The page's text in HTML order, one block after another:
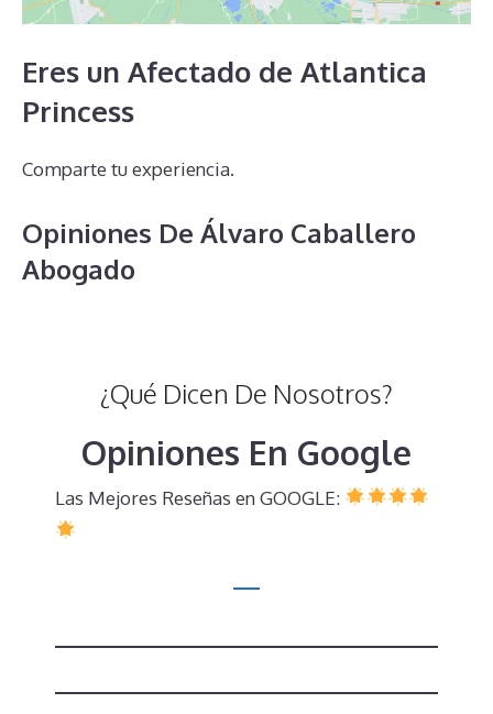
Eres un Afectado de Atlantica
Princess
Comparte tu experiencia.
Opiniones De Álvaro Caballero
Abogado
¿Qué Dicen De Nosotros?
Opiniones En Google
Las Mejores Reseñas en GOOGLE: